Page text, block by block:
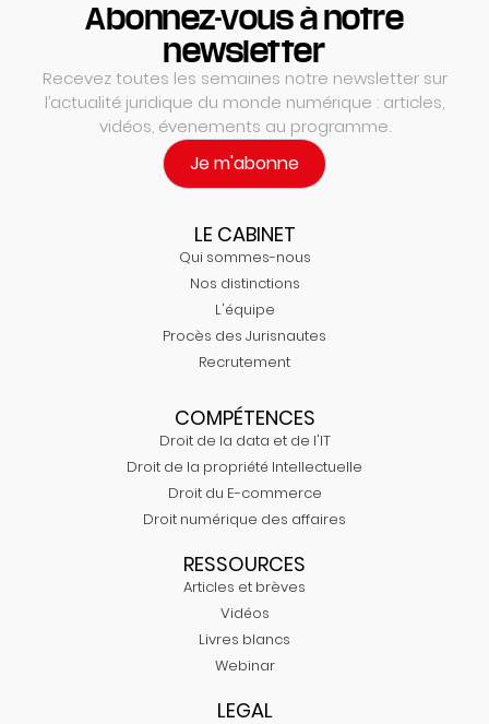
Abonnez-vous à notre
newsletter
Recevez toutes les semaines notre newsletter sur
l’actualité juridique du monde numérique : articles,
vidéos, évenements au programme.
Je m'abonne
LE CABINET
Qui sommes-nous
Nos distinctions
L'équipe
Procès des Jurisnautes
Recrutement
COMPÉTENCES
Droit de la data et de l'IT
Droit de la propriété Intellectuelle
Droit du E-commerce
Droit numérique des affaires
RESSOURCES
Articles et brèves
Vidéos
Livres blancs
Webinar
LEGAL